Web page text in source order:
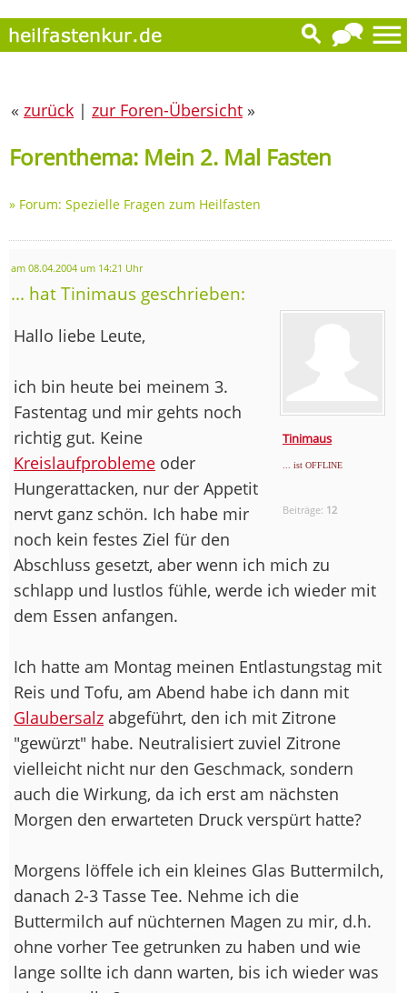
« zurück | zur Foren-Übersicht »
Forenthema: Mein 2. Mal Fasten
» Forum: Spezielle Fragen zum Heilfasten
am 08.04.2004 um 14:21 Uhr
... hat Tinimaus geschrieben:
Tinimaus
... ist OFFLINE
Beiträge: 12
Hallo liebe Leute,
ich bin heute bei meinem 3.
Fastentag und mir gehts noch
richtig gut. Keine
Kreislaufprobleme oder
Hungerattacken, nur der Appetit
nervt ganz schön. Ich habe mir
noch kein festes Ziel für den
Abschluss gesetzt, aber wenn ich mich zu
schlapp und lustlos fühle, werde ich wieder mit
dem Essen anfangen.
Ich hatte am Montag meinen Entlastungstag mit
Reis und Tofu, am Abend habe ich dann mit
Glaubersalz abgeführt, den ich mit Zitrone
"gewürzt" habe. Neutralisiert zuviel Zitrone
vielleicht nicht nur den Geschmack, sondern
auch die Wirkung, da ich erst am nächsten
Morgen den erwarteten Druck verspürt hatte?
Morgens löffele ich ein kleines Glas Buttermilch,
danach 2-3 Tasse Tee. Nehme ich die
Buttermilch auf nüchternen Magen zu mir, d.h.
ohne vorher Tee getrunken zu haben und wie
lange sollte ich dann warten, bis ich wieder was